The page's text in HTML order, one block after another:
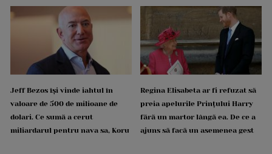
Jeff Bezos își vinde iahtul în
valoare de 500 de milioane de
dolari. Ce sumă a cerut
miliardarul pentru nava sa, Koru
Regina Elisabeta ar fi refuzat să
preia apelurile Prințului Harry
fără un martor lângă ea. De ce a
ajuns să facă un asemenea gest